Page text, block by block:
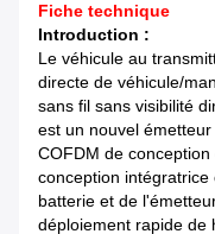
Fiche technique
Introduction :
Le véhicule au
directe de véhicule/
sans fil sans visibilité
est un nouvel
COFDM de
conception
batterie et de
déploiement rapide de